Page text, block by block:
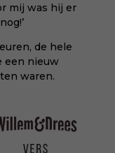
mij was hij er
de hele
een nieuw
waren.